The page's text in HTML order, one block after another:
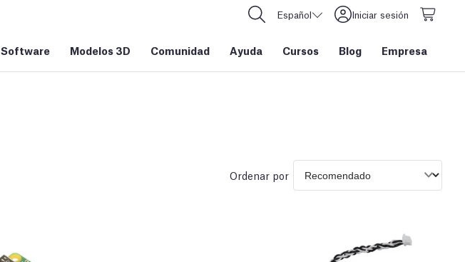
Español Iniciar sesión
Software Modelos 3D Comunidad Ayuda Cursos Blog Empresa
Ordenar por